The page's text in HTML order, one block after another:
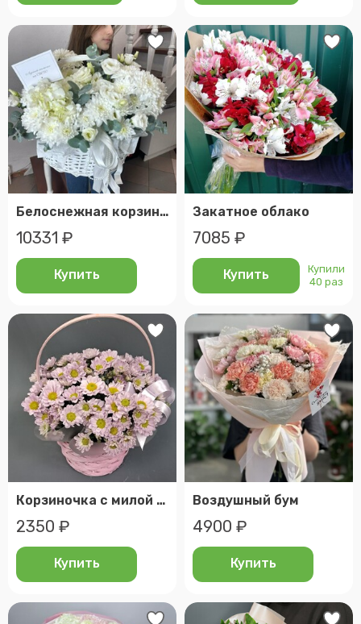
Белоснежная корзина с гортензией хризантемой и лизиантусом
10331 ₽
Купить
Закатное облако
7085 ₽
Купить
Купили
40 раз
Корзиночка с милой хризантемой
2350 ₽
Купить
Воздушный бум
4900 ₽
Купить